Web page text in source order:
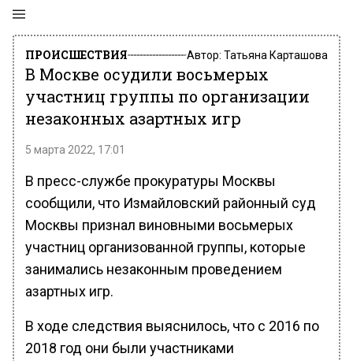
ПРОИСШЕСТВИЯ Автор: Татьяна Карташова
В Москве осудили восьмерых
участниц группы по организации
незаконных азартных игр
5 марта 2022, 17:01
В пресс-службе прокуратуры Москвы
сообщили, что Измайловский районный суд
Москвы признал виновными восьмерых
участниц организованной группы, которые
занимались незаконным проведением
азартных игр.
В ходе следствия выяснилось, что с 2016 по
2018 год они были участниками